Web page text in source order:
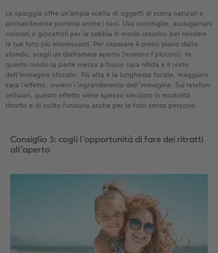
La spiaggia offre un’ampia scelta di oggetti di scena naturali e
probabilmente porterai anche i tuoi. Usa conchiglie, asciugamani
colorati o giocattoli per la sabbia in modo creativo per rendere
le tue foto più interessanti. Per separare il primo piano dallo
sfondo, scegli un diaframma aperto (numero f piccolo). In
questo modo la parte messa a fuoco sarà nitida e il resto
dell’immagine sfocato. Più alta è la lunghezza focale, maggiore
sarà l’effetto, ovvero l’ingrandimento dell’immagine. Sui telefoni
cellulari, questo effetto viene spesso simulato in modalità
ritratto e di solito funziona anche per le foto senza persone.
Consiglio 3: cogli l’opportunità di fare dei ritratti
all’aperto